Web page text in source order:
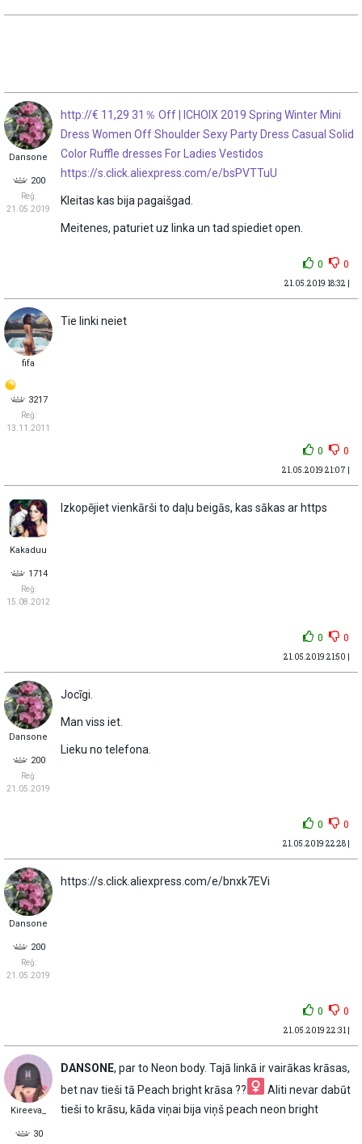
Dansone
200
Reģ:
21.05.2019
http://€ 11,29 31％ Off | ICHOIX 2019 Spring Winter Mini
Dress Women Off Shoulder Sexy Party Dress Casual Solid
Color Ruffle dresses For Ladies Vestidos
https://s.click.aliexpress.com/e/bsPVTTuU
Kleitas kas bija pagaišgad.
Meitenes, paturiet uz linka un tad spiediet open.
0 0
21.05.2019 18:32 |
fifa
3217
Reģ:
13.11.2011
Tie linki neiet
0 0
21.05.2019 21:07 |
Kakaduu
1714
Reģ:
15.08.2012
Izkopējiet vienkārši to daļu beigās, kas sākas ar https
0 0
21.05.2019 21:50 |
Dansone
200
Reģ:
21.05.2019
Jocīgi.
Man viss iet.
Lieku no telefona.
0 0
21.05.2019 22:28 |
Dansone
200
Reģ:
21.05.2019
https://s.click.aliexpress.com/e/bnxk7EVi
0 0
21.05.2019 22:31 |
Kireeva_
30
DANSONE, par to Neon body. Tajā linkā ir vairākas krāsas,
bet nav tieši tā Peach bright krāsa ??‍
Aliti nevar dabūt
tieši to krāsu, kāda viņai bija viņš peach neon bright